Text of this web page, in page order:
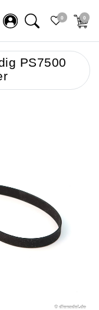
0 0
PS7500